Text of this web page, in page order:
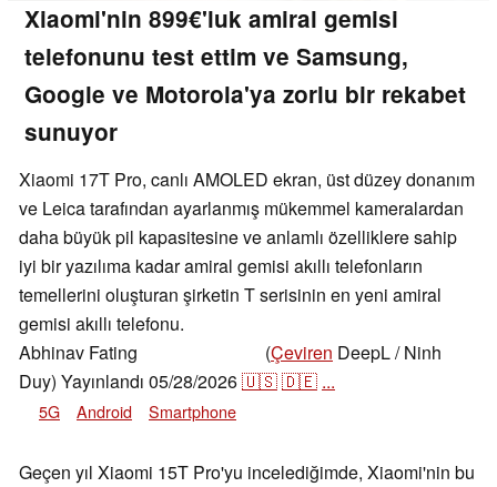
Xiaomi'nin 899€'luk amiral gemisi
telefonunu test ettim ve Samsung,
Google ve Motorola'ya zorlu bir rekabet
sunuyor
Xiaomi 17T Pro, canlı AMOLED ekran, üst düzey donanım
ve Leica tarafından ayarlanmış mükemmel kameralardan
daha büyük pil kapasitesine ve anlamlı özelliklere sahip
iyi bir yazılıma kadar amiral gemisi akıllı telefonların
temellerini oluşturan şirketin T serisinin en yeni amiral
gemisi akıllı telefonu.
Abhinav Fating
(Çeviren DeepL / Ninh
Duy) Yayınlandı 05/28/2026🇺🇸🇩🇪 ...
5G Android Smartphone
Geçen yıl Xiaomi 15T Pro'yu incelediğimde, Xiaomi'nin bu